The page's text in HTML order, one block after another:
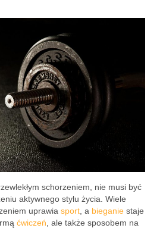
schorzeniem, nie musi być
aktywnego stylu życia. Wiele
uprawia sport , a bieganie staje
ćwiczeń , ale także sposobem na